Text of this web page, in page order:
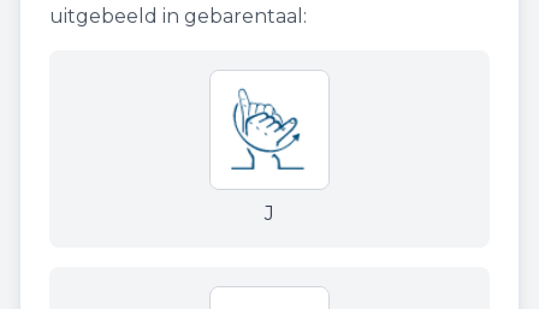
uitgebeeld in gebarentaal:
J